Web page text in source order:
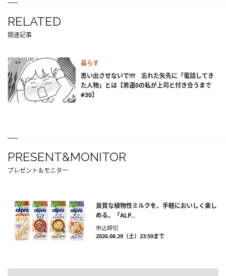
RELATED
関連記事
暮らす
思い出させないで!!!! 忘れた矢先に「電話してき
た人物」とは【男運0の私が上司と付き合うまで
#30】
PRESENT&MONITOR
プレゼント＆モニター
良質な植物性ミルクを、手軽においしく楽し
める。「ALP...
申込締切
2026.08.29（土）23:59まで